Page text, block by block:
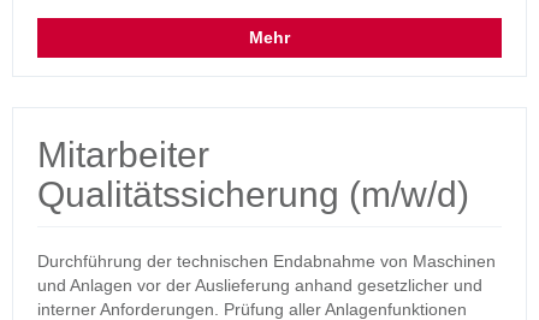
Mehr
Mitarbeiter
Qualitätssicherung (m/w/d)
Durchführung der technischen Endabnahme von Maschinen
und Anlagen vor der Auslieferung anhand gesetzlicher und
interner Anforderungen. Prüfung aller Anlagenfunktionen